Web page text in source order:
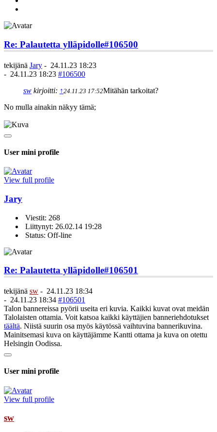
Re: Palautetta ylläpidolle#106500
tekijänä Jary - 24.11.23 18:23
- 24.11.23 18:23 #106500
sw kirjoitti: ↑24.11.23 17:52Mitähän tarkoitat?
No mulla ainakin näkyy tämä;
User mini profile
View full profile
Jary
Viestit: 268
Liittynyt: 26.02.14 19:28
Status: Off-line
Re: Palautetta ylläpidolle#106501
tekijänä sw - 24.11.23 18:34
- 24.11.23 18:34 #106501
Talon bannereissa pyörii useita eri kuvia. Kaikki kuvat ovat meidän
Talolaisten ottamia. Voit katsoa kaikki käyttäjien banneriehdotukset
täältä. Niistä suurin osa myös käytössä vaihtuvina bannerikuvina.
Mainitsemasi kuva on käyttäjämme Kantti ottama ja kuva on otettu
Helsingin Oodissa.
User mini profile
View full profile
sw